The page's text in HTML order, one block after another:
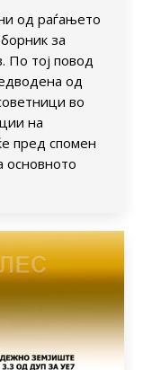
од раѓањето
за
По тој повод
од
во
на
пред спомен
основното